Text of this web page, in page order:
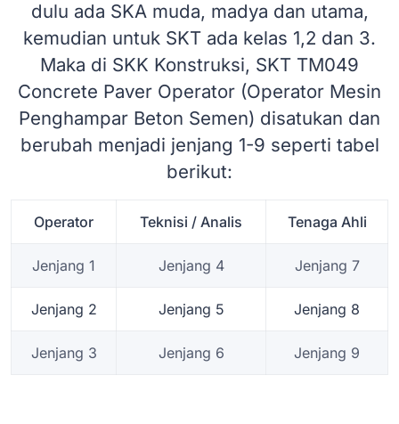
dulu ada SKA muda, madya dan utama,
kemudian untuk SKT ada kelas 1,2 dan 3.
Maka di SKK Konstruksi, SKT TM049
Concrete Paver Operator (Operator Mesin
Penghampar Beton Semen) disatukan dan
berubah menjadi jenjang 1-9 seperti tabel
berikut:
Operator Teknisi / Analis Tenaga Ahli
Jenjang 1 Jenjang 4 Jenjang 7
Jenjang 2 Jenjang 5 Jenjang 8
Jenjang 3 Jenjang 6 Jenjang 9